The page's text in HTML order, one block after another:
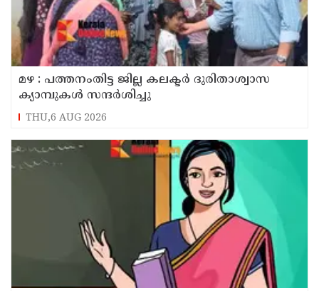
മഴ : പത്തനംതിട്ട ജില്ല കലക്ടർ ദുരിതാശ്വാസ
ക്യാമ്പുകൾ സന്ദർശിച്ചു
THU,6 AUG 2026